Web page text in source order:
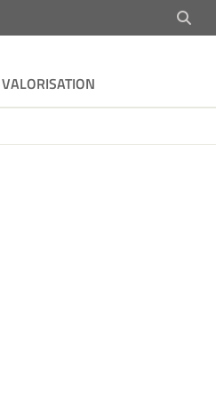
VALORISATION